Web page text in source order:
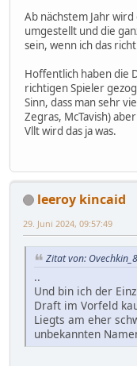
Ab nächstem Jahr
umgestellt und die
sein, wenn ich das
Hoffentlich haben die
richtigen Spieler
Sinn, dass man sehr
Zegras, McTavish)
Vllt wird das ja was.
leeroy kincaid
29. Juni 2024, 09:57:49
Zitat von:
..
Und bin ich der
Draft im Vorfeld
Liegts am eher
unbekannten